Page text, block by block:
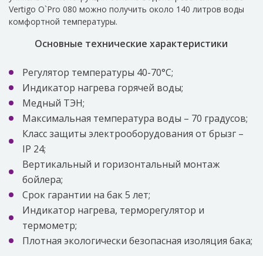
Vertigo O`Pro 080 можно получить около 140 литров воды
комфортной температуры.
Основные технические характеристики
Регулятор температуры 40-70°C;
Индикатор нагрева горячей воды;
Медный ТЭН;
Максимальная температура воды – 70 градусов;
Класс защиты электрооборудования от брызг –
IP 24;
Вертикальный и горизонтальный монтаж
бойлера;
Срок гарантии на бак 5 лет;
Индикатор нагрева, терморегулятор и
термометр;
Плотная экологически безопасная изоляция бака;